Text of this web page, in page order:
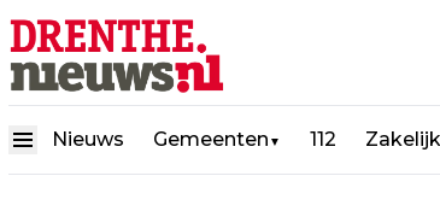
Nieuws Gemeenten ▼ 112 Zakelijk